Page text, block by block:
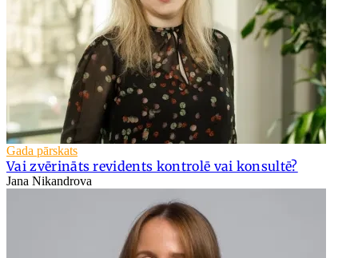
Gada pārskats
Vai zvērināts revidents kontrolē vai konsultē?
Jana Nikandrova